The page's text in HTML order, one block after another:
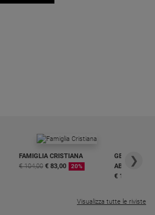
FAMIGLIA CRISTIANA
€ 104,00 € 83,00 20%
GBABY
€ 16,99
❯
Visualizza tutte le riviste